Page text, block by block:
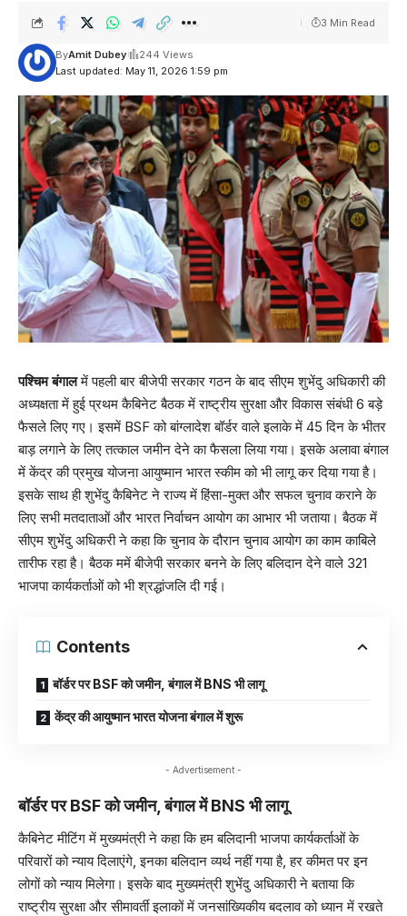
Last updated: May 11, 2026 1:59 pm
ByAmit Dubey 244 Views
3 Min Read
पश्चिम बंगालमें पहली बार बीजेपी सरकार गठन के बाद सीएम शुभेंदु अधिकारी की
अध्यक्षता में हुई प्रथम कैबिनेट बैठक में राष्ट्रीय सुरक्षा और विकास संबंधी 6 बड़े
फैसले लिए गए। इसमें BSF को बांग्लादेश बॉर्डर वाले इलाके में 45 दिन के भीतर
बाड़ लगाने के लिए तत्काल जमीन देने का फैसला लिया गया। इसके अलावा बंगाल
में केंद्र की प्रमुख योजना आयुष्मान भारत स्कीम को भी लागू कर दिया गया है।
इसके साथ ही शुभेंदु कैबिनेट ने राज्य में हिंसा-मुक्त और सफल चुनाव कराने के
लिए सभी मतदाताओं और भारत निर्वाचन आयोग का आभार भी जताया। बैठक में
सीएम शुभेंदु अधिकरी ने कहा कि चुनाव के दौरान चुनाव आयोग का काम काबिले
तारीफ रहा है। बैठक ममें बीजेपी सरकार बनने के लिए बलिदान देने वाले 321
भाजपा कार्यकर्ताओं को भी श्रद्धांजलि दी गई।
Contents
बॉर्डर पर BSF को जमीन, बंगाल में BNS भी लागू
केंद्र की आयुष्मान भारत योजना बंगाल में शुरू
- Advertisement -
बॉर्डर पर BSF को जमीन, बंगाल में BNS भी लागू
कैबिनेट मीटिंग में मुख्यमंत्री ने कहा कि हम बलिदानी भाजपा कार्यकर्ताओं के
परिवारों को न्याय दिलाएंगे, इनका बलिदान व्‍यर्थ नहीं गया है, हर कीमत पर इन
लोगों को न्‍याय मिलेगा। इसके बाद मुख्यमंत्री शुभेंदु अधिकारी ने बताया कि
राष्ट्रीय सुरक्षा और सीमावर्ती इलाकों में जनसांख्यिकीय बदलाव को ध्यान में रखते